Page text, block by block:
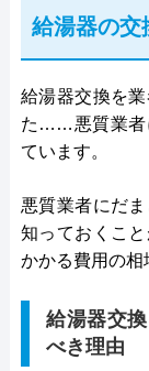
給湯器の交
給湯器交換を
た……悪質業者
ています。
悪質業者にだ
知っておくこ
かかる費用の相
給湯器交
べき理由